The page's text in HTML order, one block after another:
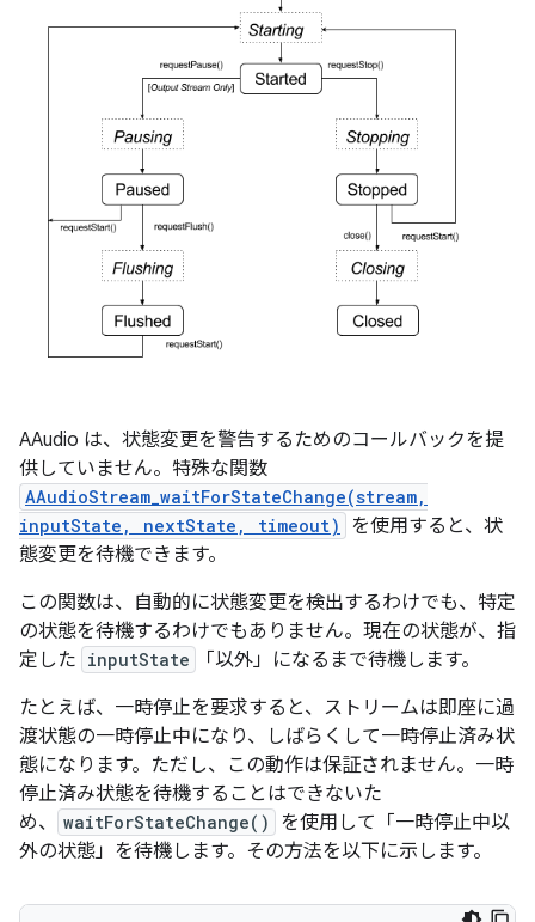
AAudio は、状態変更を警告するためのコールバックを提
供していません。特殊な関数
AAudioStream_waitForStateChange(stream,
inputState, nextState, timeout)
を使用すると、状
態変更を待機できます。
この関数は、自動的に状態変更を検出するわけでも、特定
の状態を待機するわけでもありません。現在の状態が、指
定した inputState 「以外」 になるまで待機します。
たとえば、一時停止を要求すると、ストリームは即座に過
渡状態の一時停止中になり、しばらくして一時停止済み状
態になります。ただし、この動作は保証されません。一時
停止済み状態を待機することはできないた
め、
waitForStateChange()
を使用して「一時停止中以
外の状態」 を待機します。その方法を以下に示します。